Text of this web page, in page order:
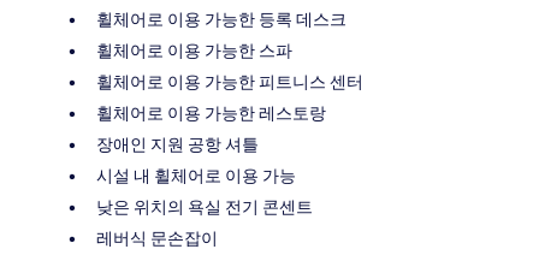
휠체어로 이용 가능한 등록 데스크
휠체어로 이용 가능한 스파
휠체어로 이용 가능한 피트니스 센터
휠체어로 이용 가능한 레스토랑
장애인 지원 공항 셔틀
시설 내 휠체어로 이용 가능
낮은 위치의 욕실 전기 콘센트
레버식 문손잡이